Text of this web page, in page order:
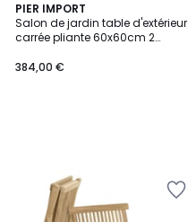
PIER IMPORT
Salon de jardin table d'extérieur
carrée pliante 60x60cm 2
teck SUMMER
384,00 €